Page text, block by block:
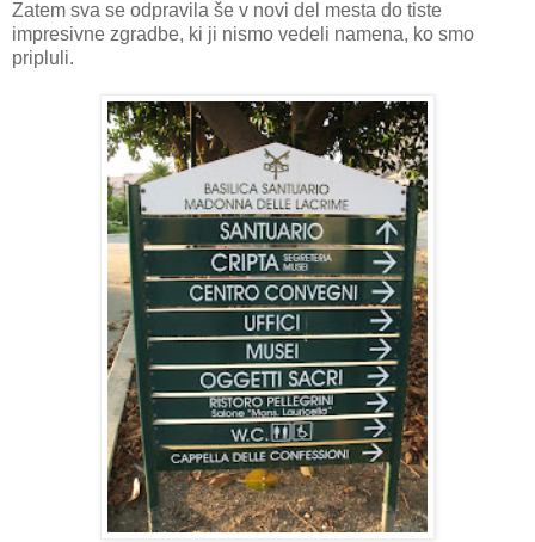
Zatem sva se odpravila še v novi del mesta do tiste
impresivne zgradbe, ki ji nismo vedeli namena, ko smo
pripluli.